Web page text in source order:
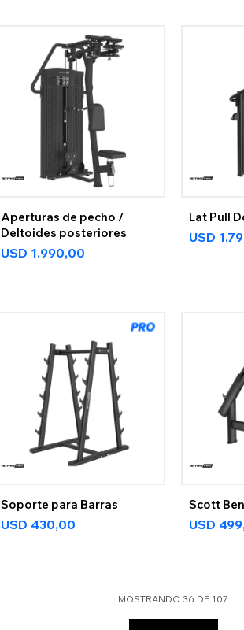
Aperturas de pecho /
Deltoides posteriores
USD 1.990,00
Lat Pull
USD
Soporte para Barras
USD 430,00
Scott
USD
MOSTRANDO36 DE 107